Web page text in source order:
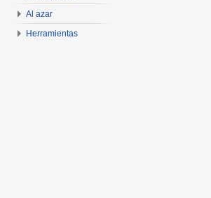
Al azar
Herramientas